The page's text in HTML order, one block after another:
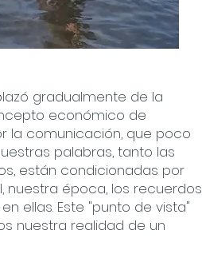
gradualmente de la
económico de
la comunicación, que poco
palabras, tanto las
están condicionadas por
nuestra época, los recuerdos
ellas. Este "punto de vista"
nuestra realidad de un